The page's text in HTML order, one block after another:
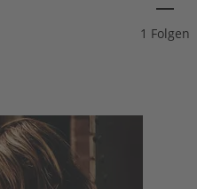
1 Folgen